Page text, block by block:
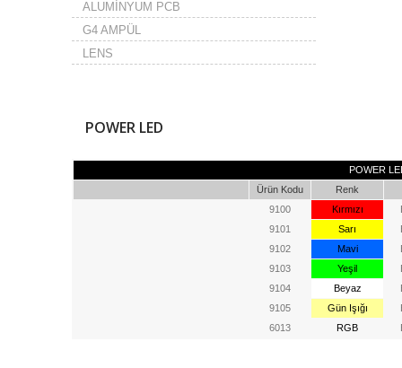
ALUMİNYUM PCB
G4 AMPÜL
LENS
POWER LED
POWER
Ürün Kodu
Renk
9100
Kırmızı
9101
Sarı
9102
Mavi
9103
Yeşil
9104
Beyaz
9105
Gün Işığı
6013
RGB